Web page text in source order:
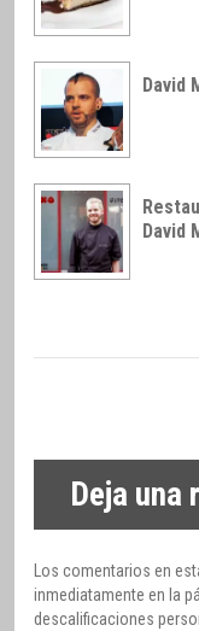
David
David
Deja una
Los comentarios en
inmediatamente en la
descalificaciones